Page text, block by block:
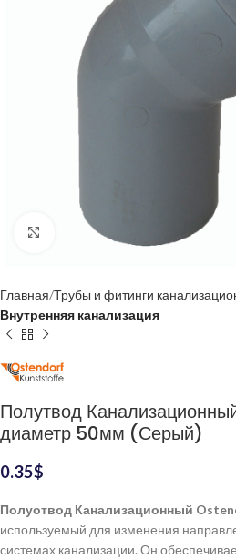
Нажмите, чтобы увеличить
Главная Трубы и фитинги
Внутренняя канализация
Полутвод
диаметр 50мм (Серый)
0.35$
Полуотвод Канализационный
используемый для изменения
системах канализации. Он